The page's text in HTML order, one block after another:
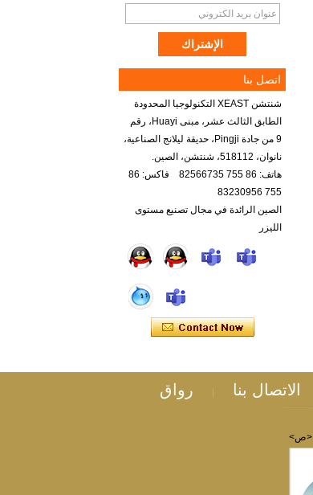
اتصل بنا
شنتشن XEAST التكنولوجيا المحدودة
الطابق الثالث عشر، مبنى Huayi، رقم
9 من جادة Pingji، حديقة ليلانج الصناعية،
نانوان، 518112، شنتشن، الصين.
هاتف: 86 755 82566735 فاكس: 86
755 83230956
الصين الرائدة في مجال تصنيع مستوى
الليزر
الاتصال بنا رواق
<ص>